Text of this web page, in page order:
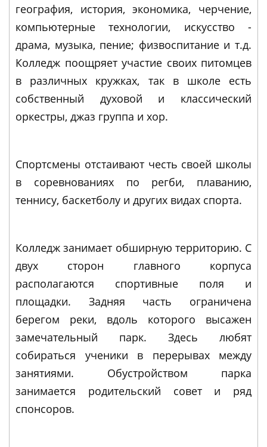
география, история, экономика, черчение,
компьютерные технологии, искусство -
драма, музыка, пение; физвоспитание и т.д.
Колледж поощряет участие своих питомцев
в различных кружках, так в школе есть
собственный духовой и классический
оркестры, джаз группа и хор.
Спортсмены отстаивают честь своей школы
в соревнованиях по регби, плаванию,
теннису, баскетболу и других видах спорта.
Колледж занимает обширную территорию. С
двух сторон главного корпуса
располагаются спортивные поля и
площадки. Задняя часть ограничена
берегом реки, вдоль которого высажен
замечательный парк. Здесь любят
собираться ученики в перерывах между
занятиями. Обустройством парка
занимается родительский совет и ряд
спонсоров.